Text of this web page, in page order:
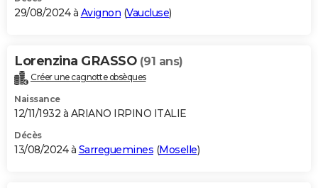
29/08/2024 à Avignon (Vaucluse)
Lorenzina GRASSO (91 ans)
Créer une cagnotte obsèques
Naissance
12/11/1932 à ARIANO IRPINO ITALIE
Décès
13/08/2024 à Sarreguemines (Moselle)